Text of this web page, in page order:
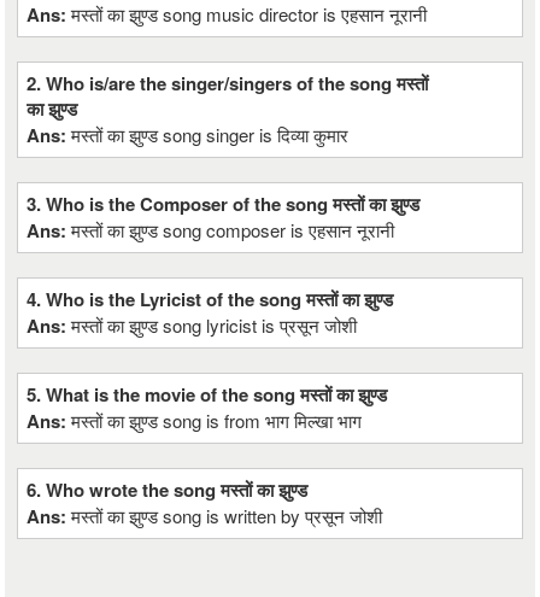
Ans:मस्तों का झुण्ड song music director is एहसान नूरानी
2. Who is/are the singer/singers of the song मस्तों
का झुण्ड
Ans:मस्तों का झुण्ड song singer is दिव्या कुमार
3. Who is the Composer of the song मस्तों का झुण्ड
Ans:मस्तों का झुण्ड song composer is एहसान नूरानी
4. Who is the Lyricist of the song मस्तों का झुण्ड
Ans:मस्तों का झुण्ड song lyricist is प्रसून जोशी
5. What is the movie of the song मस्तों का झुण्ड
Ans:मस्तों का झुण्ड song is from भाग मिल्खा भाग
6. Who wrote the song मस्तों का झुण्ड
Ans:मस्तों का झुण्ड song is written by प्रसून जोशी